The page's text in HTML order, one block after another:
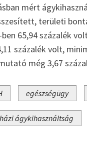
mért
területi
65,94 százalék
százalék volt,
még 3,67
egészségügy
ágykihasználtság